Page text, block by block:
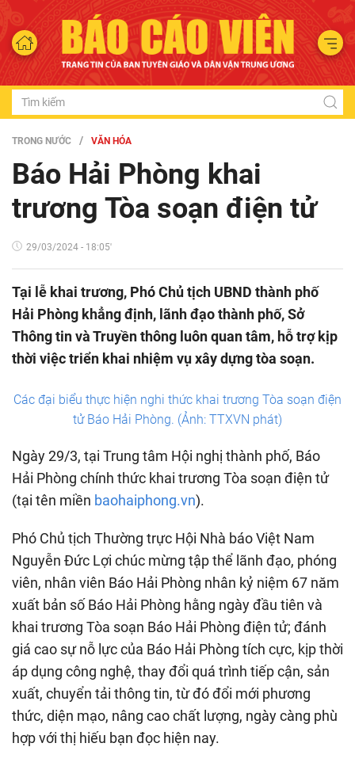
TRONG NƯỚC VĂN HÓA
Báo Hải Phòng khai
trương Tòa soạn điện tử
29/03/2024 - 18:05'
Tại lễ khai trương, Phó Chủ tịch UBND thành phố
Hải Phòng khẳng định, lãnh đạo thành phố, Sở
Thông tin và Truyền thông luôn quan tâm, hỗ trợ kịp
thời việc triển khai nhiệm vụ xây dựng tòa soạn.
Các đại biểu thực hiện nghi thức khai trương Tòa soạn điện
tử Báo Hải Phòng. (Ảnh: TTXVN phát)
Ngày 29/3, tại Trung tâm Hội nghị thành phố, Báo
Hải Phòng chính thức khai trương Tòa soạn điện tử
(tại tên miền baohaiphong.vn).
Phó Chủ tịch Thường trực Hội Nhà báo Việt Nam
Nguyễn Đức Lợi chúc mừng tập thể lãnh đạo, phóng
viên, nhân viên Báo Hải Phòng nhân kỷ niệm 67 năm
xuất bản số Báo Hải Phòng hằng ngày đầu tiên và
khai trương Tòa soạn Báo Hải Phòng điện tử; đánh
giá cao sự nỗ lực của Báo Hải Phòng tích cực, kịp thời
áp dụng công nghệ, thay đổi quá trình tiếp cận, sản
xuất, chuyển tải thông tin, từ đó đổi mới phương
thức, diện mạo, nâng cao chất lượng, ngày càng phù
hợp với thị hiếu bạn đọc hiện nay.